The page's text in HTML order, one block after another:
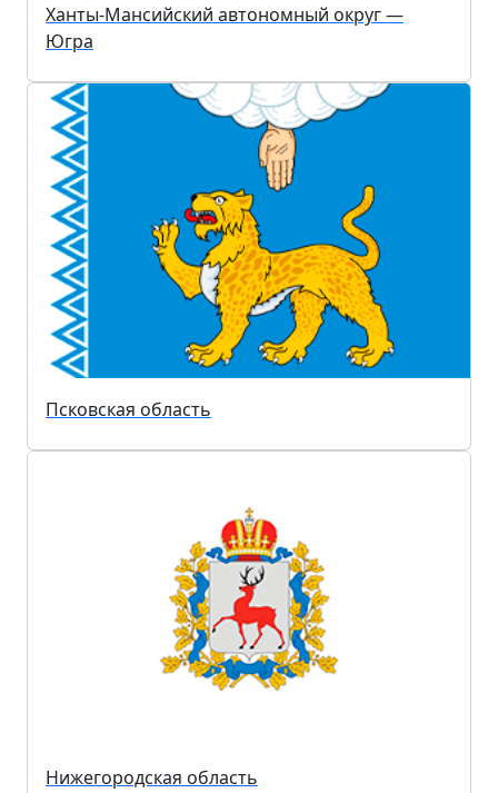
Ханты-Мансийский автономный округ —
Югра
Псковская область
Нижегородская область